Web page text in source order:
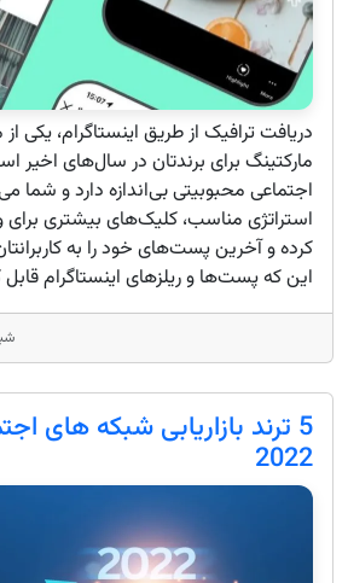
دریافت ترافیک از طریق اینستاگرام، یکی
مارکتینگ برای برندتان در سال‌های
اجتماعی محبوبیتی بی‌اندازه دارد و شما
استراتژی مناسب، کلیک‌های بیشتری
کرده و آخرین پست‌های خود را به
این که پست‌ها و ریلزهای اینستاگرام
5 ترند بازاریابی شبکه های
2022